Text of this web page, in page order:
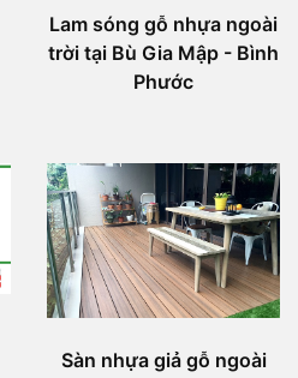
Lam sóng gỗ nhựa ngoài
trời tại Bù Gia Mập - Bình
Phước
Sàn nhựa giả gỗ ngoài